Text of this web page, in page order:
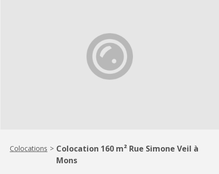
Colocations > Colocation 160 m² Rue Simone Veil à
Mons